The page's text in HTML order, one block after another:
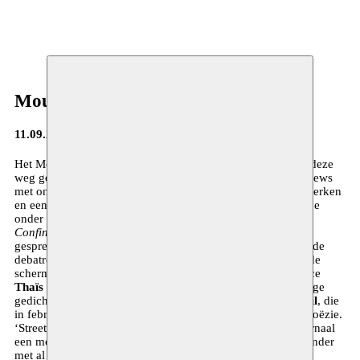
Moussem Journa(a)l
11.09.2013
Het Moussem Journa(a)l verschijnt twee maal per jaar. Via deze
weg geven we je graag extra info bij onze projecten, interviews
met onze partners en de kunstenaars waar we mee samen werken
en een vooruitblik op ons programma. In dit nummer vind je
onder meer een interview met
Confinement
gesprek met Moussem directeur
over de
debatreeks
en werpen we een blik achter de
schermen van de muziektheatervoorstelling
met actrice
Thaïs Scholiers
. We trakteren je bovendien op twee prachtige
gedichten, één van
Fatma Qandil, die
in februari te gast zijn tijdens een avond boordevol liefdespoëzie.
‘Street artist’
maakte speciaal voor dit journaal
een mooie poster en binnenin vind je ook een handige kalender
met al onze activiteiten van de komende maanden. Veel